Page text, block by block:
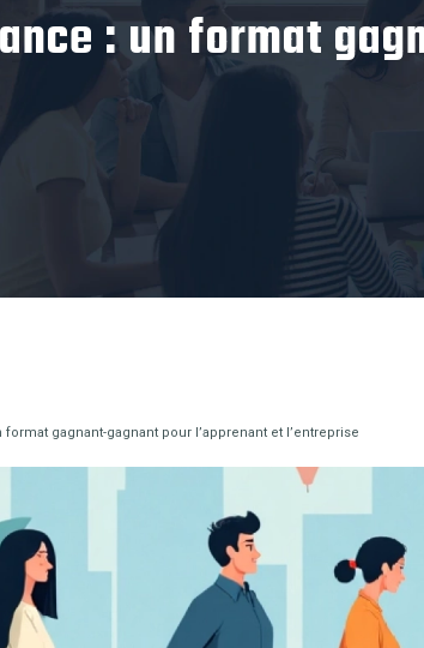
: un format
gagnant-gagnant pour l’apprenant et l’entreprise